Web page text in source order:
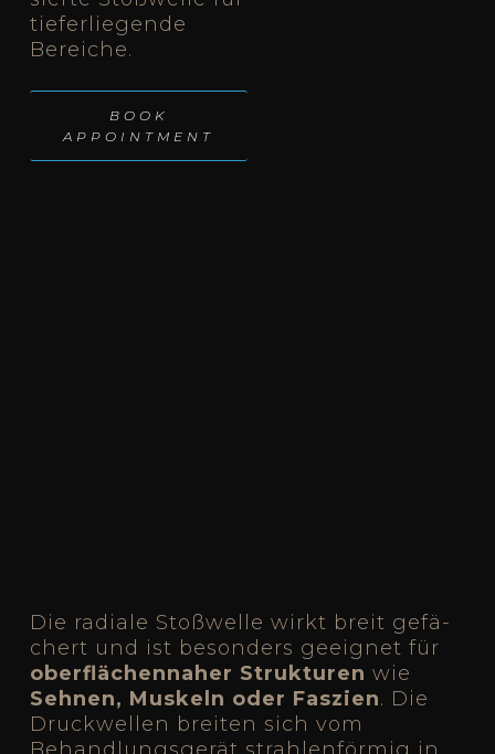
tie­fer­lie­gen­de
Berei­che.
BOOK
APPOINT­MENT
Die radia­le Stoß­wel­le wirkt breit gefä­
chert und ist beson­ders geeig­net für
ober­flä­chen­na­her Struk­tu­ren wie
Seh­nen, Mus­keln oder Fas­zi­en. Die
Druck­wel­len brei­ten sich vom